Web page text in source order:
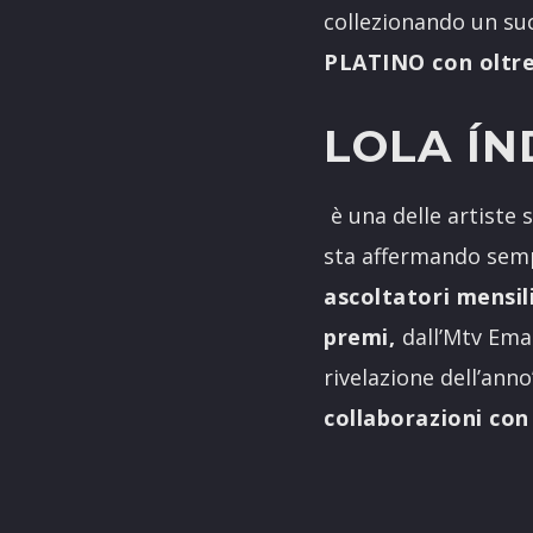
collezionando un
PLATINO con
LOLA
è una delle artiste
sta affermando
ascoltatori
premi, dall’Mtv
rivelazione
collaborazioni